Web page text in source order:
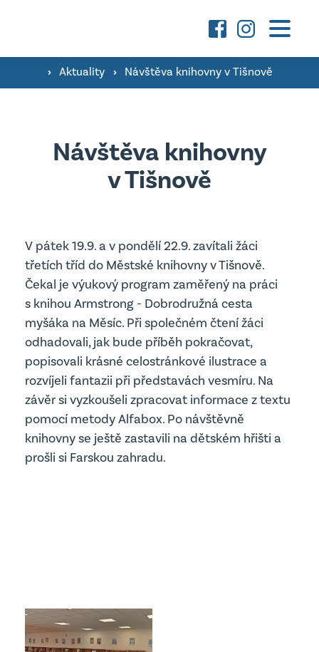
O škole a fotografie ›
Konzultační hodiny pedagogů ›
Školní poradenské pracoviště ›
Úřední deska
Důležité dokumenty
Projekty
Školská rada
Školní parlament
Mateřská škola
Důležité dokumenty
Projekty MŠ
Aktuality
vyhledávání
Edookit
Jídelna
› Aktuality › Návštěva knihovny v Tišnově
Návštěva knihovny
v Tišnově
V pátek 19.9. a v pondělí 22.9. zavítali žáci
třetích tříd do Městské knihovny v Tišnově.
Čekal je výukový program zaměřený na práci
s knihou Armstrong - Dobrodružná cesta
myšáka na Měsíc. Při společném čtení žáci
odhadovali, jak bude příběh pokračovat,
popisovali krásné celostránkové ilustrace a
rozvíjeli fantazii při představách vesmíru. Na
závěr si vyzkoušeli zpracovat informace z textu
pomocí metody Alfabox. Po návštěvně
knihovny se ještě zastavili na dětském hřišti a
prošli si Farskou zahradu.